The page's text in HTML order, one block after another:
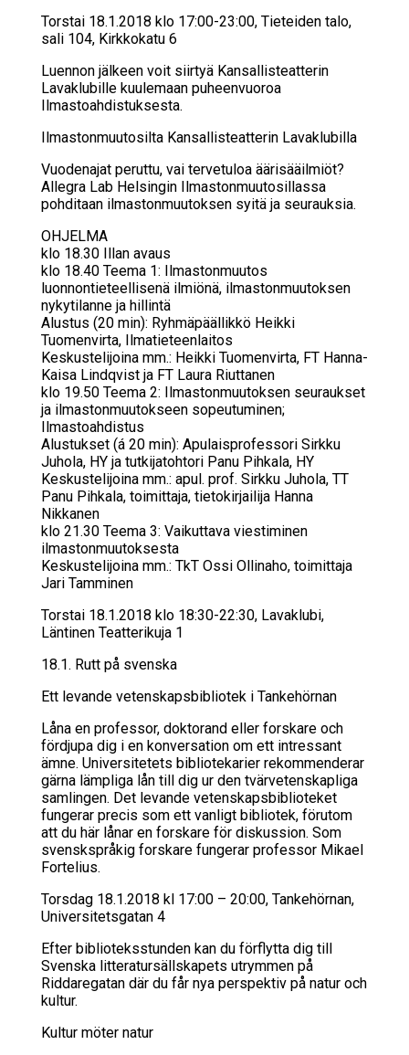
Torstai 18.1.2018 klo 17:00-23:00, Tieteiden talo,
sali 104, Kirkkokatu 6
Luennon jälkeen voit siirtyä Kansallisteatterin
Lavaklubille kuulemaan puheenvuoroa
Ilmastoahdistuksesta.
Il­mas­ton­muu­to­sil­ta Kan­sal­lis­teat­te­rin La­vaklu­bil­la
Vuodenajat peruttu, vai tervetuloa äärisääilmiöt?
Allegra Lab Helsingin Ilmastonmuutosillassa
pohditaan ilmastonmuutoksen syitä ja seurauksia.
OHJELMA
klo 18.30 Illan avaus
klo 18.40 Teema 1: Ilmastonmuutos
luonnontieteellisenä ilmiönä, ilmastonmuutoksen
nykytilanne ja hillintä
Alustus (20 min): Ryhmäpäällikkö Heikki
Tuomenvirta, Ilmatieteenlaitos
Keskustelijoina mm.: Heikki Tuomenvirta, FT Hanna-
Kaisa Lindqvist ja FT Laura Riuttanen
klo 19.50 Teema 2: Ilmastonmuutoksen seuraukset
ja ilmastonmuutokseen sopeutuminen;
Ilmastoahdistus
Alustukset (á 20 min): Apulaisprofessori Sirkku
Juhola, HY ja tutkijatohtori Panu Pihkala, HY
Keskustelijoina mm.: apul. prof. Sirkku Juhola, TT
Panu Pihkala, toimittaja, tietokirjailija Hanna
Nikkanen
klo 21.30 Teema 3: Vaikuttava viestiminen
ilmastonmuutoksesta
Keskustelijoina mm.: TkT Ossi Ollinaho, toimittaja
Jari Tamminen
Torstai 18.1.2018 klo 18:30-22:30, Lavaklubi,
Läntinen Teatterikuja 1
18.1. Rutt på svens­ka
Ett le­van­de ve­tens­kaps­bib­lio­tek i Tan­ke­hör­nan
Låna en professor, doktorand eller forskare och
fördjupa dig i en konversation om ett intressant
ämne. Universitetets bibliotekarier rekommenderar
gärna lämpliga lån till dig ur den tvärvetenskapliga
samlingen. Det levande vetenskapsbiblioteket
fungerar precis som ett vanligt bibliotek, förutom
att du här lånar en forskare för diskussion. Som
svenskspråkig forskare fungerar professor Mikael
Fortelius.
Torsdag 18.1.2018 kl 17:00 – 20:00, Tankehörnan,
Universitetsgatan 4
Efter biblioteksstunden kan du förflytta dig till
Svenska litteratursällskapets utrymmen på
Riddaregatan där du får nya perspektiv på natur och
kultur.
Kul­tur mö­ter na­tur